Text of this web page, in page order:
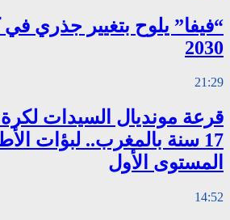
“فيفا” يلوح بتغيير جذري
2030
21:29
قرعة مونديال السيدات
17 سنة بالمغرب.. لبؤات
المستوى الأول
14:52